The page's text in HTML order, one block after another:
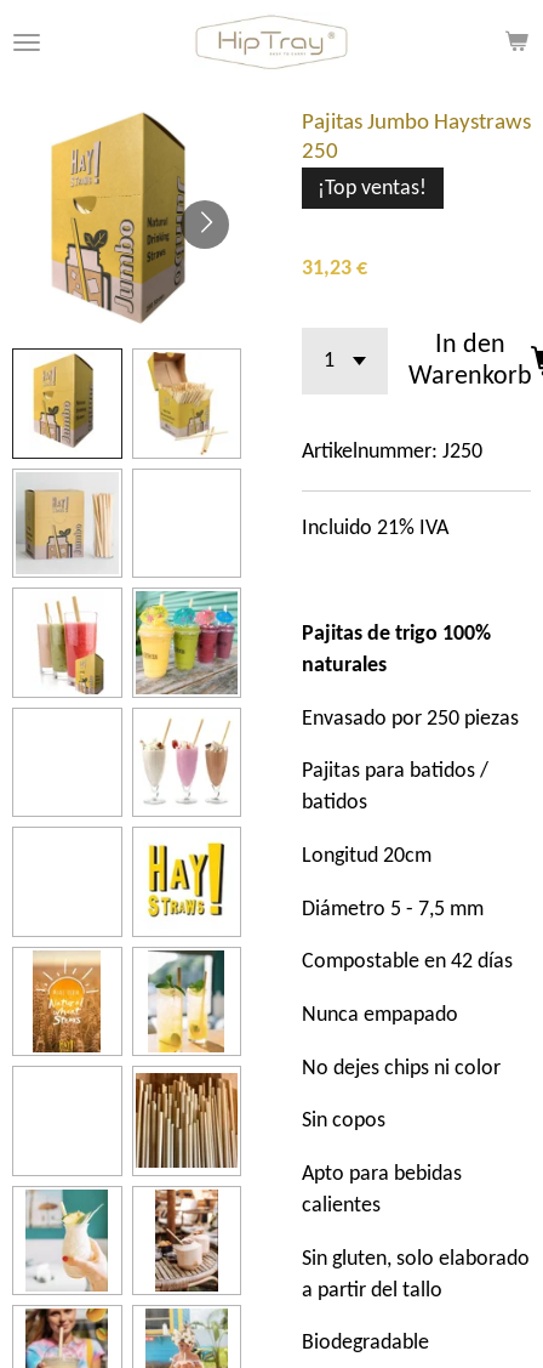
Hauptinhalt
Pajitas Jumbo Haystraws
250
¡Top ventas!
31,23 €
In den
Warenkorb
Artikelnummer: J250
Incluido 21% IVA
Pajitas de trigo 100%
naturales
Envasado por 250 piezas
Pajitas para batidos /
batidos
Longitud 20cm
Diámetro 5 - 7,5 mm
Compostable en 42 días
Nunca empapado
No dejes chips ni color
Sin copos
Apto para bebidas
calientes
Sin gluten, solo elaborado
a partir del tallo
Biodegradable